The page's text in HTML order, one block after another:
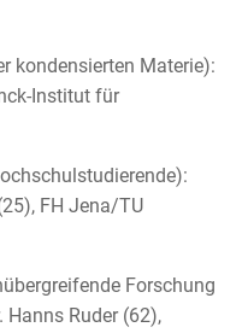
kondensierten Materie):
Institut für
FH Jena/TU
Forschung
Ruder (62),